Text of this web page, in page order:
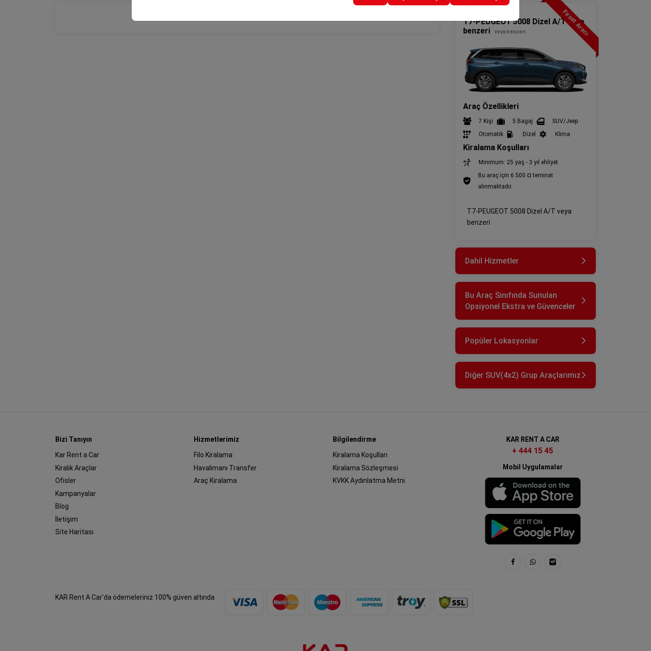
Fırsat Aracı
T7-PEUGEOT 5008 Dizel A/T veya
benzeri
veya benzeri
Araç Özellikleri
7 Kişi 5 Bagaj
SUV/Jeep
Otomatik
Dizel Klima
Kiralama Koşulları
Minimum: 25 yaş - 3 yıl ehliyet
Bu araç için 6.500 ¤ teminat
alınmaktadır.
T7-PEUGEOT 5008 Dizel A/T veya
benzeri
Dahil Hizmetler
Bu Araç Sınıfında Sunulan
Opsiyonel Ekstra ve Güvenceler
Popüler Lokasyonlar
Diğer SUV(4x2) Grup Araçlarımız
Bizi Tanıyın
Kar Rent a Car
Kiralık Araçlar
Ofisler
Kampanyalar
Blog
İletişim
Site Haritası
Hizmetlerimiz
Filo Kiralama
Havalimanı Transfer
Araç Kiralama
Bilgilendirme
Kiralama Koşulları
Kiralama Sözleşmesi
KVKK Aydınlatma Metni
KAR RENT A CAR
+ 444 15 45
Mobil Uygulamalar
KAR Rent A Car'da ödemeleriniz 100% güven altında